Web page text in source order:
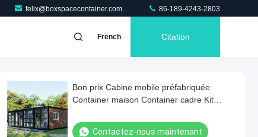
felix@boxspacecontainer.com 86-189-4243-2803
French Citation
Bon prix Cabine mobile préfabriquée
Container maison Container cadre Kit
maison 20ft
Contactez-nous maintenant